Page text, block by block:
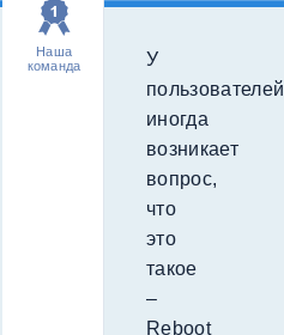
Наша
команда
У
пользователей
иногда
возникает
вопрос,
что
это
такое
–
Reboot